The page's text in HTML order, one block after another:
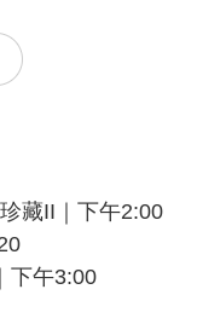
藏II｜下午2:00
下午3:00